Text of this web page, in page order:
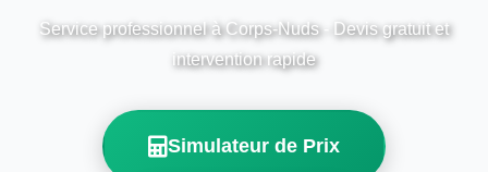
Service professionnel à Corps-Nuds - Devis gratuit et
intervention rapide
Simulateur de Prix